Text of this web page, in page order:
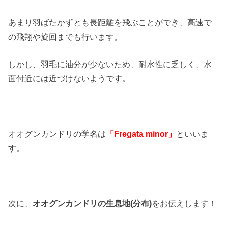
あまり羽ばたかずとも長距離を飛ぶことができ、高速で
の飛翔や旋回までも行います。
しかし、羽毛に油分が少ないため、耐水性に乏しく、水
面付近には近づけないようです。
オオグンカンドリの学名は 「Fregata minor」 といいま
す。
次に、 オオグンカンドリの生息地(分布)をお伝えします！